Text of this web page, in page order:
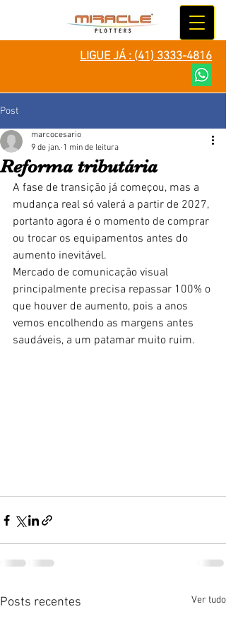
LIGUE JÁ :(41) 3333-4816
Post
Reforma tributária
marcocesario
9 de jan. 1 min de leitura
A fase de transição já começou, mas a
mudança real só valerá a partir de 2027,
portanto agora é o momento de comprar
ou trocar os equipamentos antes do
aumento inevitável.
Mercado de comunicação visual
principalmente precisa repassar 100% o
que houver de aumento, pois a anos
vemos encolhendo as margens antes
saudáveis, a um patamar muito ruim.
Posts recentes Ver tudo